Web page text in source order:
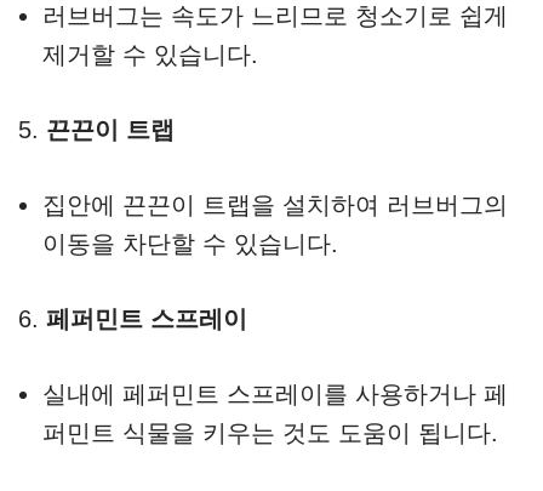
러브버그는 속도가 느리므로 청소기로 쉽게
제거할 수 있습니다.
5. 끈끈이 트랩
집안에 끈끈이 트랩을 설치하여 러브버그의
이동을 차단할 수 있습니다.
6. 페퍼민트 스프레이
실내에 페퍼민트 스프레이를 사용하거나 페
퍼민트 식물을 키우는 것도 도움이 됩니다.